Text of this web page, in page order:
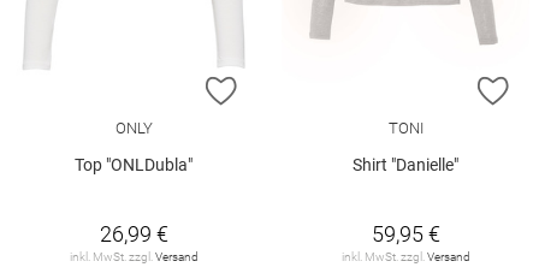
ZUR WUNSCHLISTE HINZUFÜGEN
ONLY
Top "ONLDubla"
26,99 €
inkl. MwSt. zzgl. Versand
TONI
Shirt "Danielle"
59,95 €
inkl. MwSt. zzgl. Versand